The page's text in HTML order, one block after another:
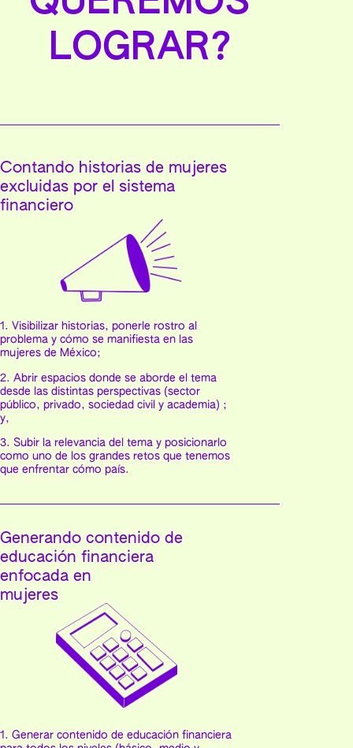
LOGRAR?
Contando historias de mujeres
excluidas por el sistema
financiero
1. Visibilizar historias, ponerle rostro al
problema y cómo se manifiesta en las
mujeres de México;
2. Abrir espacios donde se aborde el tema
desde las distintas perspectivas (sector
público, privado, sociedad civil y academia) ;
y,
3. Subir la relevancia del tema y posicionarlo
como uno de los grandes retos que tenemos
que enfrentar cómo país.
Generando contenido de
educación financiera
enfocada en
mujeres
1. Generar contenido de educación financiera